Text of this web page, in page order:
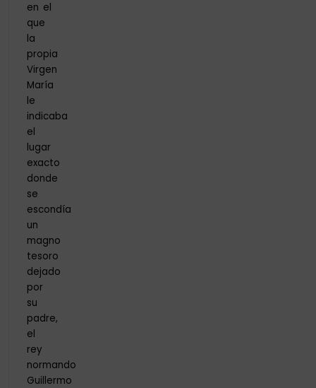
en el
que
la
propia
Virgen
María
le
indicaba
el
lugar
exacto
donde
se
escondía
un
magno
tesoro
dejado
por
su
padre,
el
rey
normando
Guillermo